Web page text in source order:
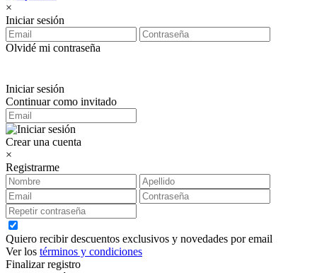
×
Iniciar sesión
Olvidé mi contraseña
Iniciar sesión
Continuar como invitado
Crear una cuenta
×
Registrarme
Quiero recibir descuentos exclusivos y novedades por email
Ver los términos y condiciones
Finalizar registro